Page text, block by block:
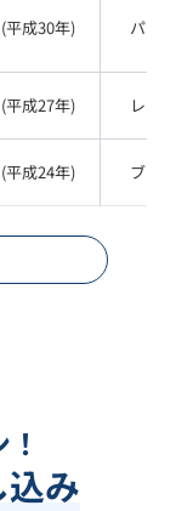
平成30年) パール
平成27年) レッド
平成24年) ブルー
込み